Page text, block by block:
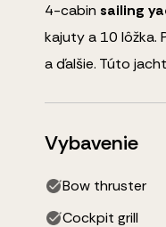
4-cabin sailing
kajuty a 10 lôžka.
a ďalšie. Túto
Vybavenie
Bow thruster
Cockpit grill